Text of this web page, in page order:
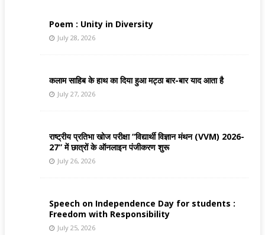
Poem : Unity in Diversity
July 28, 2026
कलाम साहिब के हाथ का दिया हुआ मट्ठा बार-बार याद आता है
July 27, 2026
राष्ट्रीय प्रतिभा खोज परीक्षा “विद्यार्थी विज्ञान मंथन (VVM) 2026-
27” में छात्रों के ऑनलाइन पंजीकरण शुरू
July 26, 2026
Speech on Independence Day for students :
Freedom with Responsibility
July 25, 2026